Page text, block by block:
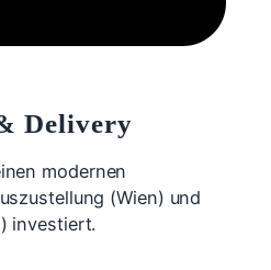
Delivery
modernen
(Wien) und
investiert.